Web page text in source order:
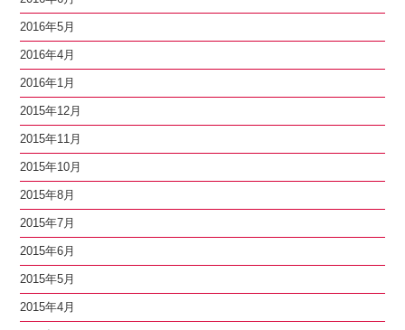
2016年5月
2016年4月
2016年1月
2015年12月
2015年11月
2015年10月
2015年8月
2015年7月
2015年6月
2015年5月
2015年4月